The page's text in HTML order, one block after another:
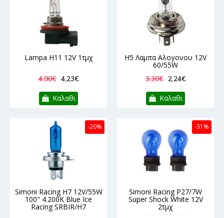
Lampa H11 12V 1τμχ
4,90€ 4,23€
Καλαθι
H5 Λαμπα Αλογονου 12V
60/55W
3,30€ 2,24€
Καλαθι
-20%
Simoni Racing H7 12V/55W
100" 4.200K Blue Ice
Racing SRBIR/H7
-31%
Simoni Racing P27/7W
Super Shock White 12V
2τμχ